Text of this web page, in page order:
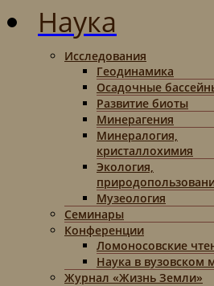
Наука
Исследования
Геодинамика
Осадочные
Развитие биоты
Минерагения
Минералогия,
кристаллохимия
Экология,
Музеология
Семинары
Конференции
Ломоносовские
Наука в вузовском
Журнал «Жизнь Земли»